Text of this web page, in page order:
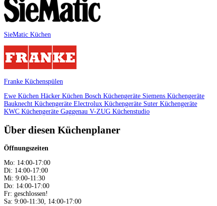
SieMatic Küchen
Franke Küchenspülen
Ewe Küchen Häcker Küchen Bosch Küchengeräte Siemens Küchengeräte
Bauknecht Küchengeräte Electrolux Küchengeräte Suter Küchengeräte
KWC Küchengeräte Gaggenau V-ZUG Küchenstudio
Über diesen Küchenplaner
Öffnungszeiten
Mo: 14:00-17:00
Di: 14:00-17:00
Mi: 9:00-11:30
Do: 14:00-17:00
Fr: geschlossen!
Sa: 9:00-11:30, 14:00-17:00